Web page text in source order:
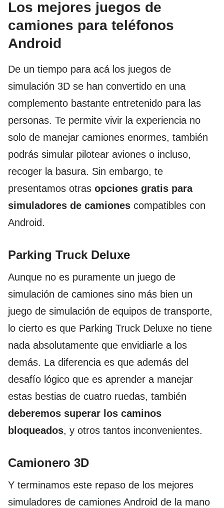
Los mejores juegos de
camiones para teléfonos
Android
De un tiempo para acá los juegos de
simulación 3D se han convertido en una
complemento bastante entretenido para las
personas. Te permite vivir la experiencia no
solo de manejar camiones enormes, también
podrás simular pilotear aviones o incluso,
recoger la basura. Sin embargo, te
presentamos otras opciones gratis para
simuladores de camiones compatibles con
Android.
Parking Truck Deluxe
Aunque no es puramente un juego de
simulación de camiones sino más bien un
juego de simulación de equipos de transporte,
lo cierto es que Parking Truck Deluxe no tiene
nada absolutamente que envidiarle a los
demás. La diferencia es que además del
desafío lógico que es aprender a manejar
estas bestias de cuatro ruedas, también
deberemos superar los caminos
bloqueados, y otros tantos inconvenientes.
Camionero 3D
Y terminamos este repaso de los mejores
simuladores de camiones Android de la mano